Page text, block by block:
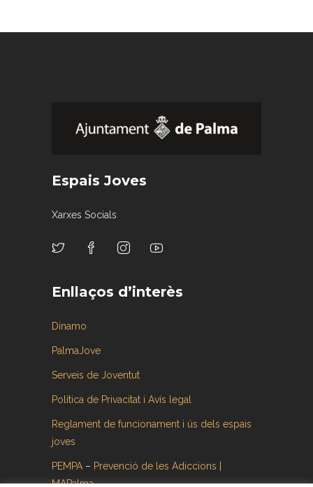
Espais Joves
Xarxes Socials
Enllaços d’interès
Dinamo
PalmaJove
Serveis de Joventut
Política de Privacitat i Avís legal
Reglament de funcionament i ús dels espais
joves
PEMPA – Prevenció de les Adiccions |
MAPalma